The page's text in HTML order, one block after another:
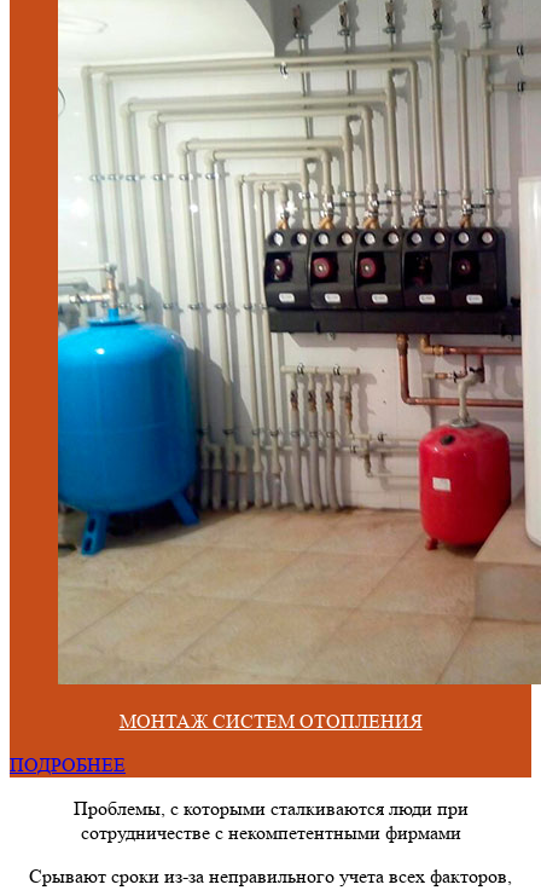
МОНТАЖ СИСТЕМ ОТОПЛЕНИЯ
ПОДРОБНЕЕ
Проблемы, с которыми сталкиваются люди при
сотрудничестве с некомпетентными фирмами
Срывают сроки из-за неправильного учета всех факторов,